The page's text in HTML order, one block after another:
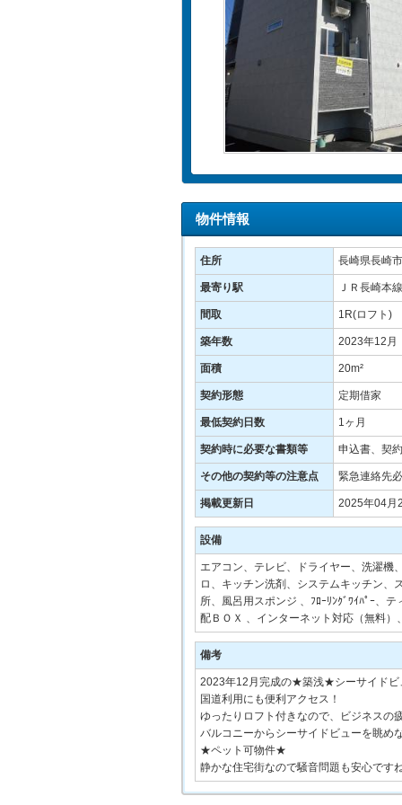
物件情報
住所 長崎県長崎
最寄り駅 ＪＲ長崎
間取 1R(ロフト)
築年数 2023年12月
面積 20m²
契約形態 定期借家
最低契約日数 1ヶ月
契約時に必要な書類等 申込書、契
その他の契約等の注意点 緊急連絡先
掲載更新日 2025年04月
設備
エアコン、テレビ、ドライヤー、洗濯機
ロ、キッチン洗剤、システムキッチン、
所、風呂用スポンジ 、ﾌﾛｰﾘﾝｸﾞﾜｲﾊﾟｰ、
配ＢＯＸ 、インターネット対応（無料
備考
2023年12月完成の★築浅★シーサイドビ
国道利用にも便利アクセス！
ゆったりロフト付きなので、ビジネスの
バルコニーからシーサイドビューを眺め
★ペット可物件★
静かな住宅街なので騒音問題も安心です